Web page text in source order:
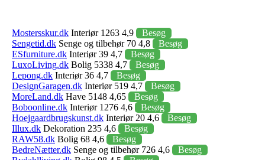
Mostersskur.dk Interiør 1263 4,9
Besøg
Sengetid.dk Senge og tilbehør 70 4,8
Besøg
ESfurniture.dk Interiør 39 4,7
Besøg
LuxoLiving.dk Bolig 5338 4,7
Besøg
Lepong.dk Interiør 36 4,7
Besøg
DesignGaragen.dk Interiør 519 4,7
Besøg
MoreLand.dk Have 5148 4,65
Besøg
Boboonline.dk Interiør 1276 4,6
Besøg
Hoejgaardbrugskunst.dk Interiør 20 4,6
Besøg
Illux.dk Dekoration 235 4,6
Besøg
RAW58.dk Bolig 68 4,6
Besøg
BedreNætter.dk Senge og tilbehør 726 4,6
Besøg